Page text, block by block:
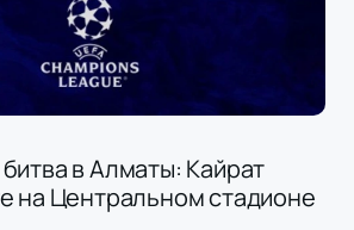
в Алматы: Кайрат
на Центральном стадионе